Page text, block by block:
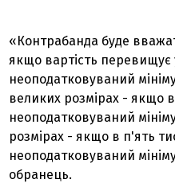
«Контрабанда буде
якщо вартість перевищує
неоподатковуваний
великих розмірах - якщо в
неоподатковуваний
розмірах - якщо в п'ять
неоподатковуваний
обранець.